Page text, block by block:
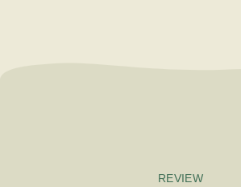
REVIEW